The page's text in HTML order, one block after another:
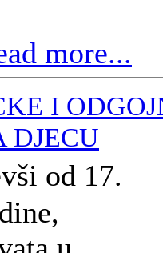
more...
I
DJECU
od 17.